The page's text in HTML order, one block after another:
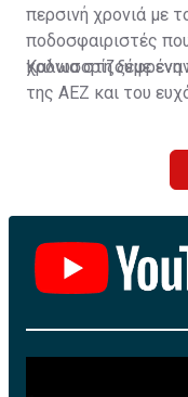
περσινή χρονιά με
ποδοσφαιριστές
χρόνια στη
Καλωσορίζουμε
της ΑΕΖ και του